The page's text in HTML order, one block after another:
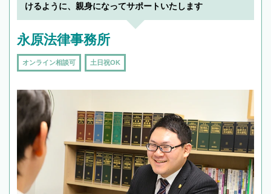
けるように、親身になってサポートいたします
永原法律事務所
オンライン相談可 土日祝OK